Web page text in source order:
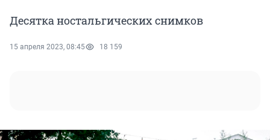
Десятка ностальгических снимков
15 апреля 2023, 08:45 18 159